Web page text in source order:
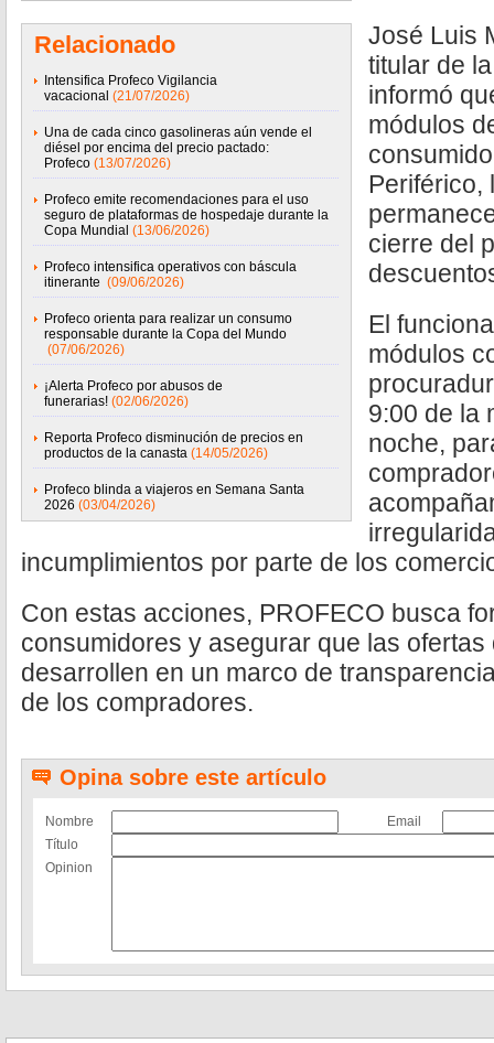
Relacionado
Intensifica Profeco Vigilancia
vacacional (21/07/2026)
Una de cada cinco gasolineras aún vende el
diésel por encima del precio pactado:
Profeco (13/07/2026)
Profeco emite recomendaciones para el uso
seguro de plataformas de hospedaje durante la
Copa Mundial (13/06/2026)
Profeco intensifica operativos con báscula
itinerante (09/06/2026)
Profeco orienta para realizar un consumo
responsable durante la Copa del Mundo
(07/06/2026)
¡Alerta Profeco por abusos de
funerarias! (02/06/2026)
Reporta Profeco disminución de precios en
productos de la canasta (14/05/2026)
Profeco blinda a viajeros en Semana Santa
2026 (03/04/2026)
José Luis
titular de
informó
módulos
Periférico,
cierre del
El
módulos
9:00 de la
noche,
incumplimientos por parte de los
Con estas acciones, PROFECO busca
consumidores y asegurar que las ofertas
desarrollen en un marco de
de los compradores.
Opina sobre este artículo
Nombre
Email
Título
Opinion